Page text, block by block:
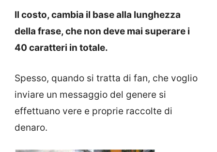
Il costo, cambia il base alla lunghezza
della frase, che non deve mai superare i
40 caratteri in totale.
Spesso, quando si tratta di fan, che voglio
inviare un messaggio del genere si
effettuano vere e proprie raccolte di
denaro.